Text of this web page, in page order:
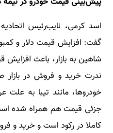
اسد کرمی، نایب‌رئیس
گفت: افزایش قیمت دلار و
شاهین به بازار، باعث
ندرت خرید و فروش در بازار
خودروها، مانند تیبا به
جزئی قیمت هم همراه شده
کاملا در رکود است و خرید و